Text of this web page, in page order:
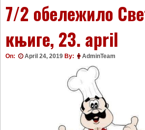
7/2 обележило
књиге, 23. april
On: April 24, 2019 By: AdminTeam